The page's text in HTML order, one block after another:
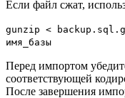
Если файл сжат,
gunzip <
имя_базы
Перед импортом
соответствующей
После завершения